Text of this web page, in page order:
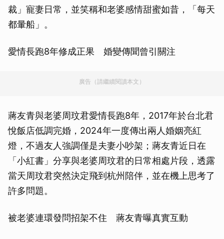
裁」寵妻日常，並笑稱和老婆感情甜蜜如昔，「每天
都暈船」。
愛情長跑8年修成正果 婚變傳聞曾引關注
廣告（請繼續閱讀本文）
蔣友青與老婆周玟君愛情長跑8年，2017年於台北君
悅飯店低調完婚，2024年一度傳出兩人婚姻亮紅
燈，不過友人強調僅是夫妻小吵架；蔣友青近日在
「小紅書」分享與老婆周玟君的日常相處片段，透露
當天周玟君突然決定飛到杭州陪伴，並在機上思考了
許多問題。
被老婆連環發問招架不住 蔣友青曝真實互動